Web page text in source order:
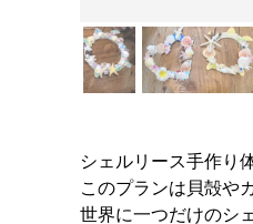
シェルリース手作り
このプランは貝殻や
世界に一つだけのシ